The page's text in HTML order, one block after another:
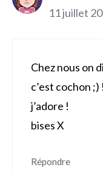
11 juillet
Chez nous on
c’est cochon
j’adore !
bises X
Répondre